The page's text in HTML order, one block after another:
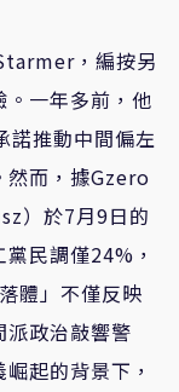
，編按另
一年多前，他
諾推動中間偏左
然而，據Gzero
）於7月9日的
民調僅24%，
體」不僅反映
政治敲響警
起的背景下，